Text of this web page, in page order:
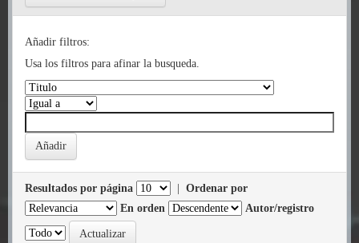
Añadir filtros:
Usa los filtros para afinar la busqueda.
Resultados por página
Ordenar por
En orden
Autor/registro